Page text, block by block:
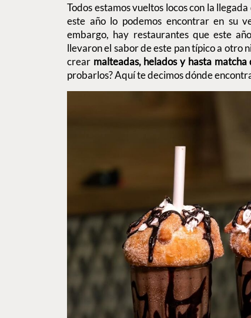
Todos estamos vueltos locos con la llegada
este año lo podemos encontrar en su
embargo, hay restaurantes que este
llevaron el sabor de este pan típico a otro
crear malteadas, helados y hasta
probarlos? Aquí te decimos dónde